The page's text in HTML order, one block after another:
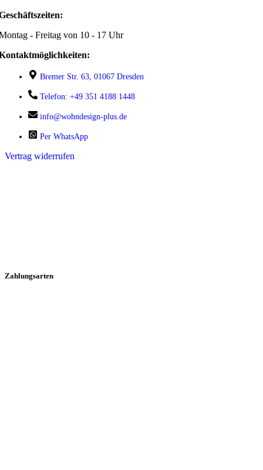
- Freitag von 10 - 17 Uhr
Bremer Str. 63, 01067 Dresden
Telefon: +49 351 4188 1448
info@wohndesign-plus.de
Per WhatsApp
Vertrag widerrufen
Zahlungsarten